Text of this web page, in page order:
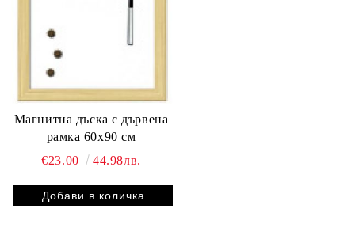
Магнитна дъска с дървена
рамка 60х90 см
€23.00
44.98лв.